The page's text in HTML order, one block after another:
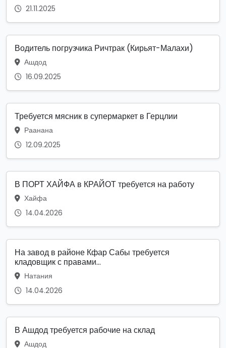
21.11.2025
Водитель погрузчика Ричтрак (Кирьят-Малахи)
Ашдод
16.09.2025
Требуется мясник в супермаркет в Герцлии
Раанана
12.09.2025
В ПОРТ ХАЙФА в КРАЙОТ требуется на работу
Хайфа
14.04.2026
На завод в районе Кфар Сабы требуется
кладовщик с правами...
Натания
14.04.2026
В Ашдод требуется рабочие на склад
Ашдод